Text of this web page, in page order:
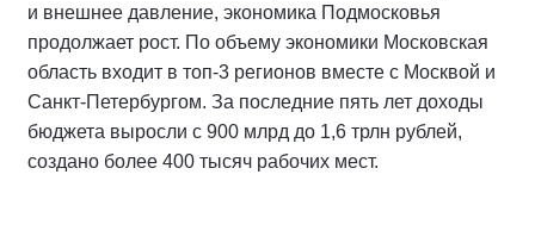
и внешнее давление, экономика Подмосковья
продолжает рост. По объему экономики Московская
область входит в топ-3 регионов вместе с Москвой и
Санкт-Петербургом. За последние пять лет доходы
бюджета выросли с 900 млрд до 1,6 трлн рублей,
создано более 400 тысяч рабочих мест.